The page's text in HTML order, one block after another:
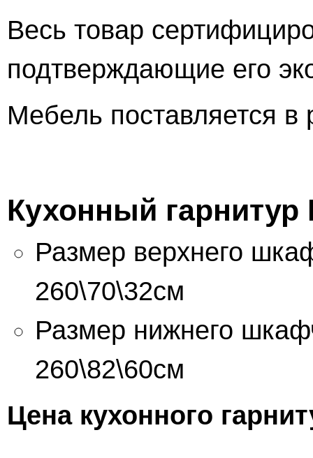
Весь товар
подтверждающие его
Мебель поставляется в
Кухонный гарнитур
Размер верхнего
260\70\32см
Размер нижнего
260\82\60см
Цена кухонного